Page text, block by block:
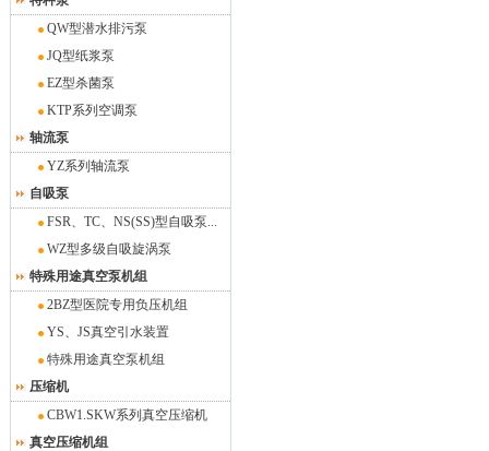
QW型潜水排污泵
JQ型纸浆泵
EZ型杀菌泵
KTP系列空调泵
轴流泵
YZ系列轴流泵
自吸泵
FSR、TC、NS(SS)型自吸泵...
WZ型多级自吸旋涡泵
特殊用途真空泵机组
2BZ型医院专用负压机组
YS、JS真空引水装置
特殊用途真空泵机组
压缩机
CBW1.SKW系列真空压缩机
真空压缩机组